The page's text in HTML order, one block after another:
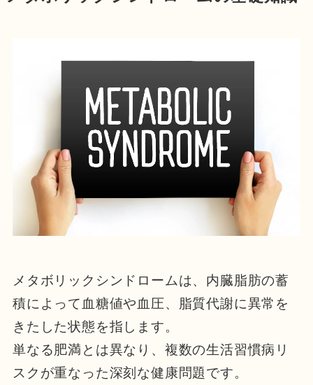
メタボリックシンドロームは、内臓脂肪の蓄
積によって血糖値や血圧、脂質代謝に異常を
きたした状態を指します。
単なる肥満とは異なり、複数の生活習慣病リ
スクが重なった深刻な健康問題です。